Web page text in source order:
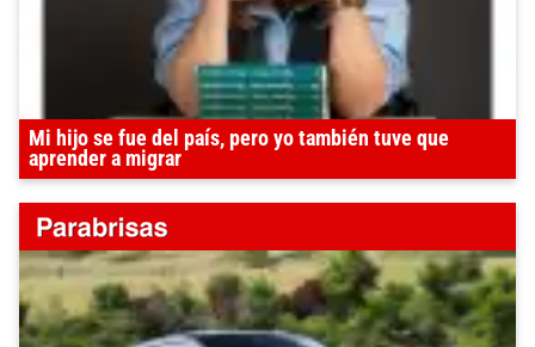
Mi hijo se fue del país, pero yo también tuve que
aprender a migrar